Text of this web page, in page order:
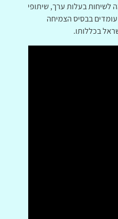
לשיחות בעלות ערך, שיתופי
בבסיס הצמיחה
בכללותו.